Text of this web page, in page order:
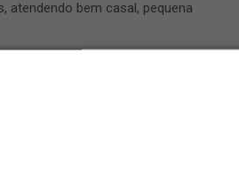
atendendo bem casal, pequena
ar-condicionado, cozinha com
proporciona um ambiente
contribui para mais
utensílios.
no Portal Vale das
quem procura um imóvel para